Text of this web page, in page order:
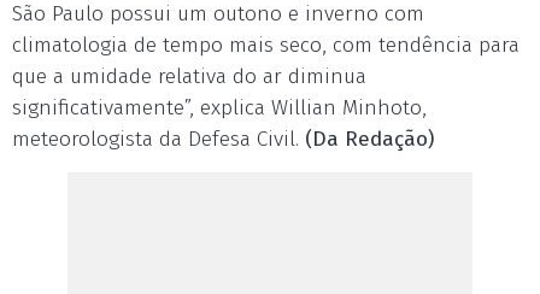
São Paulo possui um outono e inverno com
climatologia de tempo mais seco, com tendência para
que a umidade relativa do ar diminua
significativamente”, explica Willian Minhoto,
meteorologista da Defesa Civil. (Da Redação)